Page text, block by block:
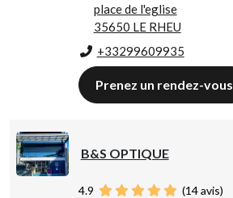
place de l'eglise
35650 LE RHEU
+33299609935
Prenez un rendez-vous
B&S OPTIQUE
4.9 (14avis)